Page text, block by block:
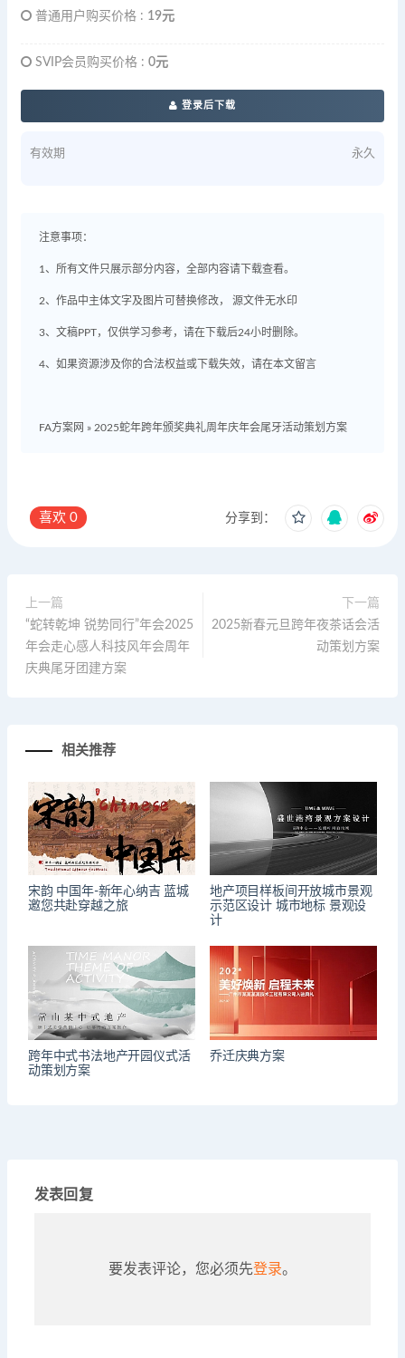
普通用户购买价格 : 19元
SVIP会员购买价格 : 0元
登录后下载
有效期 永久
注意事项：
1、所有文件只展示部分内容，全部内容请下载查看。
2、作品中主体文字及图片可替换修改， 源文件无水印
3、文稿PPT，仅供学习参考，请在下载后24小时删除。
4、如果资源涉及你的合法权益或下载失效，请在本文留言
FA方案网 » 2025蛇年跨年颁奖典礼周年庆年会尾牙活动策划方案
喜欢 0 分享到：
上一篇
“蛇转乾坤 锐势同行”年会2025
年会走心感人科技风年会周年
庆典尾牙团建方案
下一篇
2025新春元旦跨年夜茶话会活
动策划方案
相关推荐
宋韵 中国年-新年心纳吉 蓝城
邀您共赴穿越之旅
地产项目样板间开放城市景观
示范区设计 城市地标 景观设
计
跨年中式书法地产开园仪式活
动策划方案
乔迁庆典方案
发表回复
要发表评论，您必须先登录。